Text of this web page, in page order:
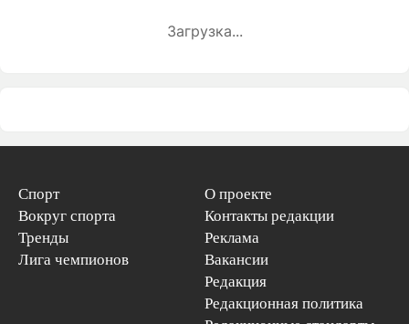
Загрузка...
Спорт
Вокруг спорта
Тренды
Лига чемпионов
О проекте
Контакты редакции
Реклама
Вакансии
Редакция
Редакционная политика